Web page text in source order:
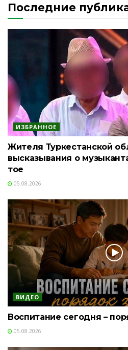
Последние
ИЗБРАННОЕ
Жителя Туркестанской
высказывания о
тое
05.08.2026
ВИДЕО
Воспитание сегодня –
05.08.2026